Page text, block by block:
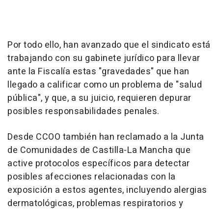
Por todo ello, han avanzado que el sindicato está
trabajando con su gabinete jurídico para llevar
ante la Fiscalía estas "gravedades" que han
llegado a calificar como un problema de "salud
pública", y que, a su juicio, requieren depurar
posibles responsabilidades penales.
Desde CCOO también han reclamado a la Junta
de Comunidades de Castilla-La Mancha que
active protocolos específicos para detectar
posibles afecciones relacionadas con la
exposición a estos agentes, incluyendo alergias
dermatológicas, problemas respiratorios y